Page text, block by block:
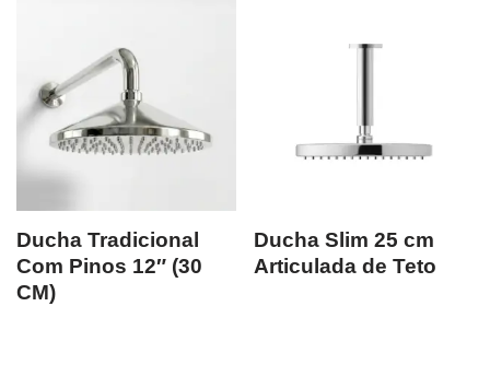
Ducha Tradicional
Com Pinos 12″ (30
CM)
Ducha Slim 25 cm
Articulada de Teto